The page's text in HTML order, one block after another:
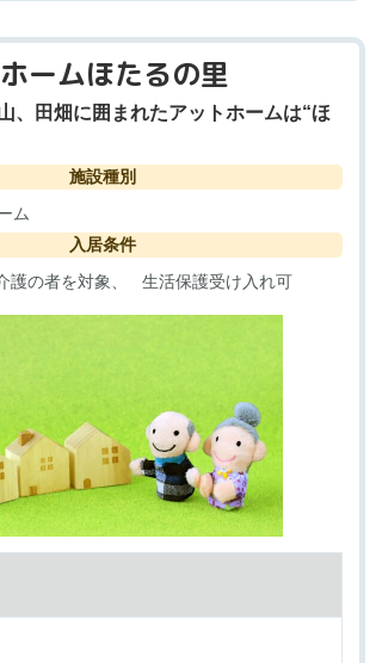
ームほたるの里
、田畑に囲まれたアットホームは“ほ
施設種別
ム
入居条件
護の者を対象 生活保護受け入れ可